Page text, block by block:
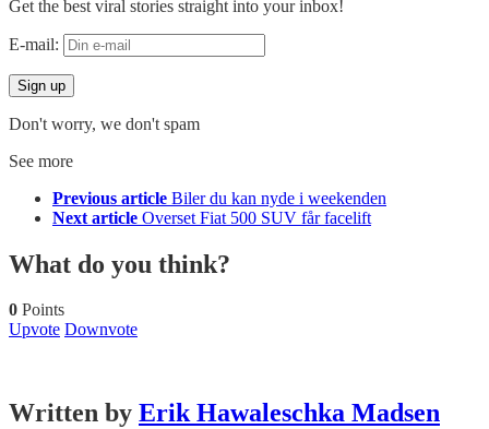
Get the best viral stories straight into your inbox!
E-mail:
Don't worry, we don't spam
See more
Previous article Biler du kan nyde i weekenden
Next article Overset Fiat 500 SUV får facelift
What do you think?
0 Points
Upvote Downvote
Written by Erik Hawaleschka Madsen